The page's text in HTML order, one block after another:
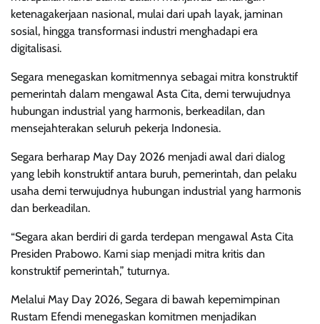
ketenagakerjaan nasional, mulai dari upah layak, jaminan
sosial, hingga transformasi industri menghadapi era
digitalisasi.
Segara menegaskan komitmennya sebagai mitra konstruktif
pemerintah dalam mengawal Asta Cita, demi terwujudnya
hubungan industrial yang harmonis, berkeadilan, dan
mensejahterakan seluruh pekerja Indonesia.
Segara berharap May Day 2026 menjadi awal dari dialog
yang lebih konstruktif antara buruh, pemerintah, dan pelaku
usaha demi terwujudnya hubungan industrial yang harmonis
dan berkeadilan.
“Segara akan berdiri di garda terdepan mengawal Asta Cita
Presiden Prabowo. Kami siap menjadi mitra kritis dan
konstruktif pemerintah,” tuturnya.
Melalui May Day 2026, Segara di bawah kepemimpinan
Rustam Efendi menegaskan komitmen menjadikan